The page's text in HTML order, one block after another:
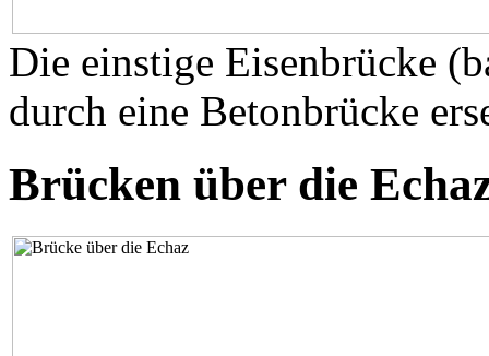
Die einstige Eisenbrücke
durch eine Betonbrücke
Brücken über die